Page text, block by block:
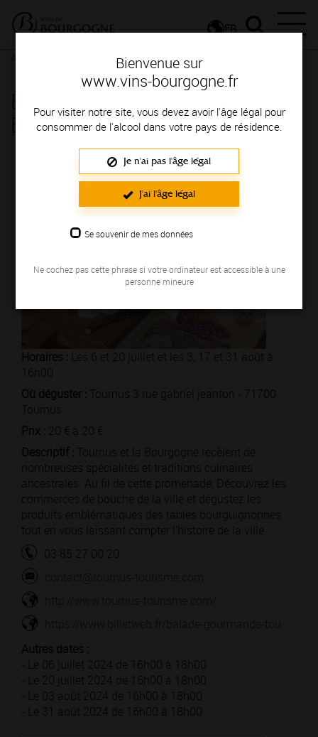
Bienvenue sur
www.vins-bourgogne.fr
Pour visiter notre site, vous devez avoir l'âge légal pour
consommer de l'alcool dans votre pays de résidence.
Je n'ai pas l'âge légal
J'ai l'âge légal
Se souvenir de mes données
Ne cochez pas cette phrase si votre ordinateur est accessible à une
personne mineure
FR
Rendez-vous
Balade gourmande_Tournus la
Bourguignonne - Tournus
Le 17 août 2024
Horaires : Les 6 et 20 juillet et les 3, 17 et 31 août à
16h00
Où déguster : Tournus 3 rue gabriel jeanton - 71700
Tournus
Prix : 20 € à 20 €
Descriptif : Tournus et la Bourgogne recèlent de
nombreuses spécialités et traditions culinaires
ancestrales. Au fil de cette promenade, Découvrez les
commerces de bouche de la ville et dégustez les
produits emblématiques des tables bourguignonnes
tout en vous laissant compter l'histoire de la ville.
03 85 27 00 20
Autres dates :
- Le 06 juillet 2024 de 16h00 à 18h00
- Le 20 juillet 2024 de 16h00 à 18h00
- Le 03 août 2024 de 16h00 à 18h00
- Le 31 août 2024 de 16h00 à 18h00